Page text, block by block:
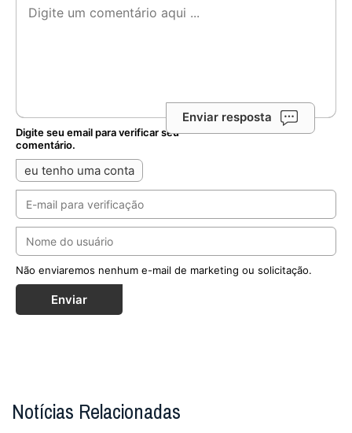
Enviar resposta
Digite seu email para verificar seu
comentário.
eu tenho uma conta
Não enviaremos nenhum e-mail de marketing ou solicitação.
Enviar
Notícias Relacionadas